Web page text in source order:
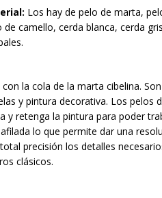
Los hay de pelo de marta,
camello, cerda blanca, cerda
la cola de la marta cibelina.
y pintura decorativa. Los pelos
y retenga la pintura para poder
lo que permite dar una
precisión los detalles
clásicos.